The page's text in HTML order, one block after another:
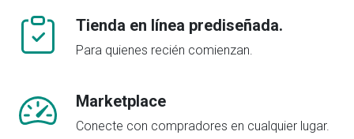
Tienda en línea prediseñada.
Para quienes recién comienzan.
Marketplace
Conecte con compradores en cualquier lugar.